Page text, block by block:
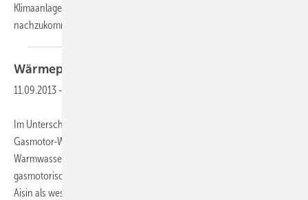
Klimaanlagen nach § 12 der Energieeinsparverordnung (EnEV)
nachzukommen. Eine aktuelle Studie zeigt auf,
Wärmepumpen können
11.09.2013 -
Im Unterschied zu der in Deutschland bekannten klassischen
Gasmotor-Wärmepumpe, die ausschließlich Heizung und
Warmwasserbereitung abdeckt, umfasst die in Japan entwickelte
gasmotorische Klimaanlage namhafter Hersteller wie Yanmar und
Aisin als wesentlichen Bestandteil auch die Kühlung